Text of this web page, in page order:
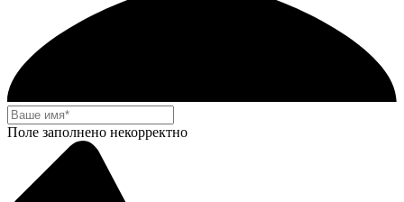
Поле заполнено некорректно